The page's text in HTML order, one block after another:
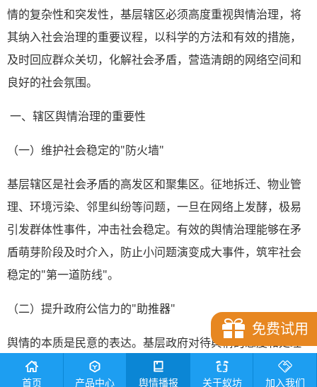
情的复杂性和突发性，基层辖区必须高度重视舆情治理，将
其纳入社会治理的重要议程，以科学的方法和有效的措施，
及时回应群众关切，化解社会矛盾，营造清朗的网络空间和
良好的社会氛围。
一、辖区舆情治理的重要性
（一）维护社会稳定的"防火墙"
基层辖区是社会矛盾的高发区和聚集区。征地拆迁、物业管
理、环境污染、邻里纠纷等问题，一旦在网络上发酵，极易
引发群体性事件，冲击社会稳定。有效的舆情治理能够在矛
盾萌芽阶段及时介入，防止小问题演变成大事件，筑牢社会
稳定的"第一道防线"。
（二）提升政府公信力的"助推器"
舆情的本质是民意的表达。基层政府对待舆情的态度和处理
方式，直接反映其执政理念和为民情怀。积极回应、妥善处
免费试用
首页 产品中心 舆情播报 关于蚁坊 加入我们